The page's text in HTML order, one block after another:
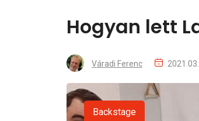
Hogyan lett
Váradi Ferenc
Backstage